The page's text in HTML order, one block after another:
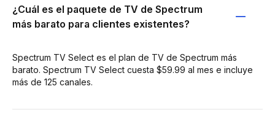
¿Cuál es el paquete de TV de Spectrum
más barato para clientes existentes?
Spectrum TV Select es el plan de TV de Spectrum más
barato. Spectrum TV Select cuesta $59.99 al mes e incluye
más de 125 canales.